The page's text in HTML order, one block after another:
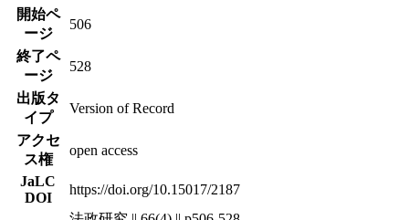
開始ペ
ージ
506
終了ペ
ージ
528
出版タ
イプ
Version of Record
アクセ
ス権
open access
JaLC
DOI
https://doi.org/10.15017/2187